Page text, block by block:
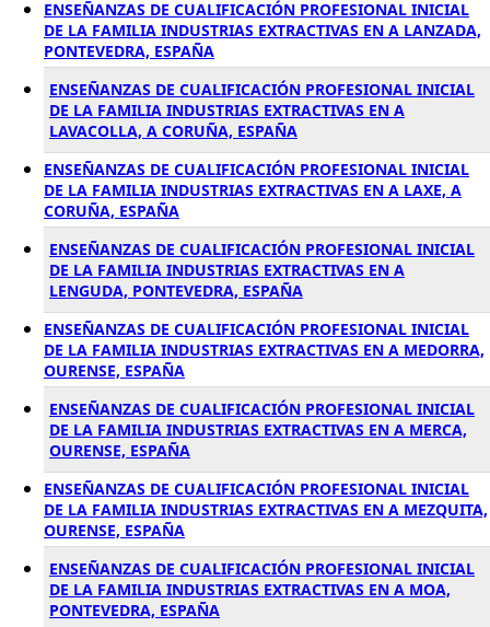
ENSEÑANZAS DE CUALIFICACIÓN PROFESIONAL INICIAL
DE LA FAMILIA INDUSTRIAS EXTRACTIVAS EN A LANZADA,
PONTEVEDRA, ESPAÑA
ENSEÑANZAS DE CUALIFICACIÓN PROFESIONAL INICIAL
DE LA FAMILIA INDUSTRIAS EXTRACTIVAS EN A
LAVACOLLA, A CORUÑA, ESPAÑA
ENSEÑANZAS DE CUALIFICACIÓN PROFESIONAL INICIAL
DE LA FAMILIA INDUSTRIAS EXTRACTIVAS EN A LAXE, A
CORUÑA, ESPAÑA
ENSEÑANZAS DE CUALIFICACIÓN PROFESIONAL INICIAL
DE LA FAMILIA INDUSTRIAS EXTRACTIVAS EN A
LENGUDA, PONTEVEDRA, ESPAÑA
ENSEÑANZAS DE CUALIFICACIÓN PROFESIONAL INICIAL
DE LA FAMILIA INDUSTRIAS EXTRACTIVAS EN A MEDORRA,
OURENSE, ESPAÑA
ENSEÑANZAS DE CUALIFICACIÓN PROFESIONAL INICIAL
DE LA FAMILIA INDUSTRIAS EXTRACTIVAS EN A MERCA,
OURENSE, ESPAÑA
ENSEÑANZAS DE CUALIFICACIÓN PROFESIONAL INICIAL
DE LA FAMILIA INDUSTRIAS EXTRACTIVAS EN A MEZQUITA,
OURENSE, ESPAÑA
ENSEÑANZAS DE CUALIFICACIÓN PROFESIONAL INICIAL
DE LA FAMILIA INDUSTRIAS EXTRACTIVAS EN A MOA,
PONTEVEDRA, ESPAÑA